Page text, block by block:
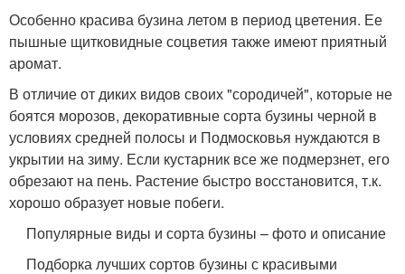
Особенно красива бузина летом в период цветения. Ее
пышные щитковидные соцветия также имеют приятный
аромат.
В отличие от диких видов своих "сородичей", которые не
боятся морозов, декоративные сорта бузины черной в
условиях средней полосы и Подмосковья нуждаются в
укрытии на зиму. Если кустарник все же подмерзнет, его
обрезают на пень. Растение быстро восстановится, т.к.
хорошо образует новые побеги.
Популярные виды и сорта бузины – фото и описание
Подборка лучших сортов бузины с красивыми